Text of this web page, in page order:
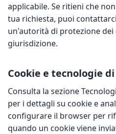
applicabile. Se ritieni che
tua richiesta, puoi
un'autorità di protezione dei
giurisdizione.
Cookie e tecnologie
Consulta la sezione
per i dettagli su cookie e
configurare il browser per
quando un cookie viene